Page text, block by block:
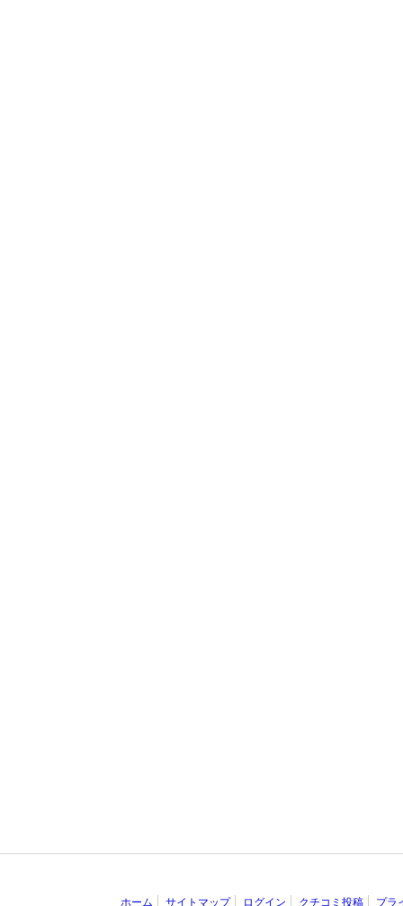
ホーム サイトマップ ログイン クチコミ投稿 プラ